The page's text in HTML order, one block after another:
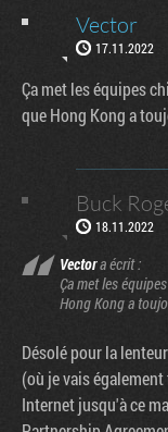
Vector
17.11.2022
Ça met les équipes
que Hong Kong a
Buck
18.11.2022
Vectora écrit :
Ça met les
Hong Kong a
Désolé pour la
(où je vais
Internet jusqu'à ce